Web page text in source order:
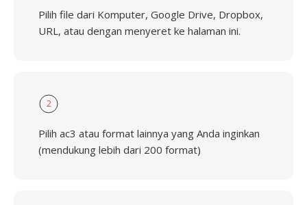
Pilih file dari Komputer, Google Drive, Dropbox,
URL, atau dengan menyeret ke halaman ini.
2
Pilih ac3 atau format lainnya yang Anda inginkan
(mendukung lebih dari 200 format)